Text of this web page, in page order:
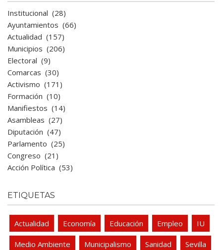
Institucional (28)
Ayuntamientos (66)
Actualidad (157)
Municipios (206)
Electoral (9)
Comarcas (30)
Activismo (171)
Formación (10)
Manifiestos (14)
Asambleas (27)
Diputación (47)
Parlamento (25)
Congreso (21)
Acción Política (53)
ETIQUETAS
Actualidad Economía Educación Empleo IU
Medio Ambiente Municipalismo Sanidad Sevilla